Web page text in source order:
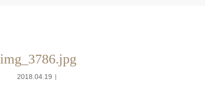
img_3786.jpg
2018.04.19